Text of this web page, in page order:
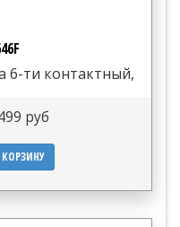
6-ти контактный,
руб
КОРЗИНУ